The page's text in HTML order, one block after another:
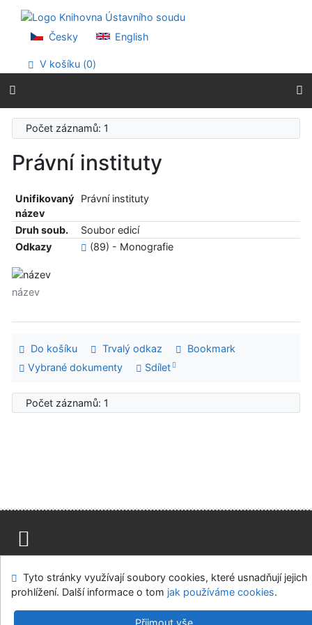
Přejít na menu
Prohlášení o webové přístupnosti
Česky English
V košíku (0)
Počet záznamů: 1
Právní instituty
Unifikovaný
název
Právní instituty
Druh soub.
Soubor edicí
Odkazy
(89) - Monografie
název
Do košíku Trvalý odkaz
Bookmark
Vybrané dokumenty
Sdílet
Počet záznamů: 1
Modul OpenSearch
Napište nám Nastavení cookies
Ústavní soud, IČO: 48513687, se sídlem Joštova 625/8,
Tyto stránky využívají soubory cookies, které usnadňují jejich
prohlížení. Další informace o tom jak používáme cookies.
Přijmout vše